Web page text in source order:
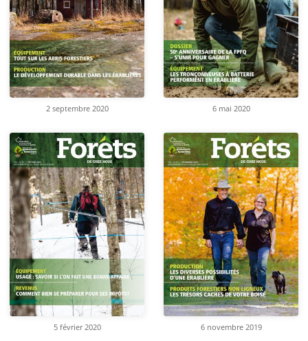
2 septembre 2020 6 mai 2020
5 février 2020 6 novembre 2019